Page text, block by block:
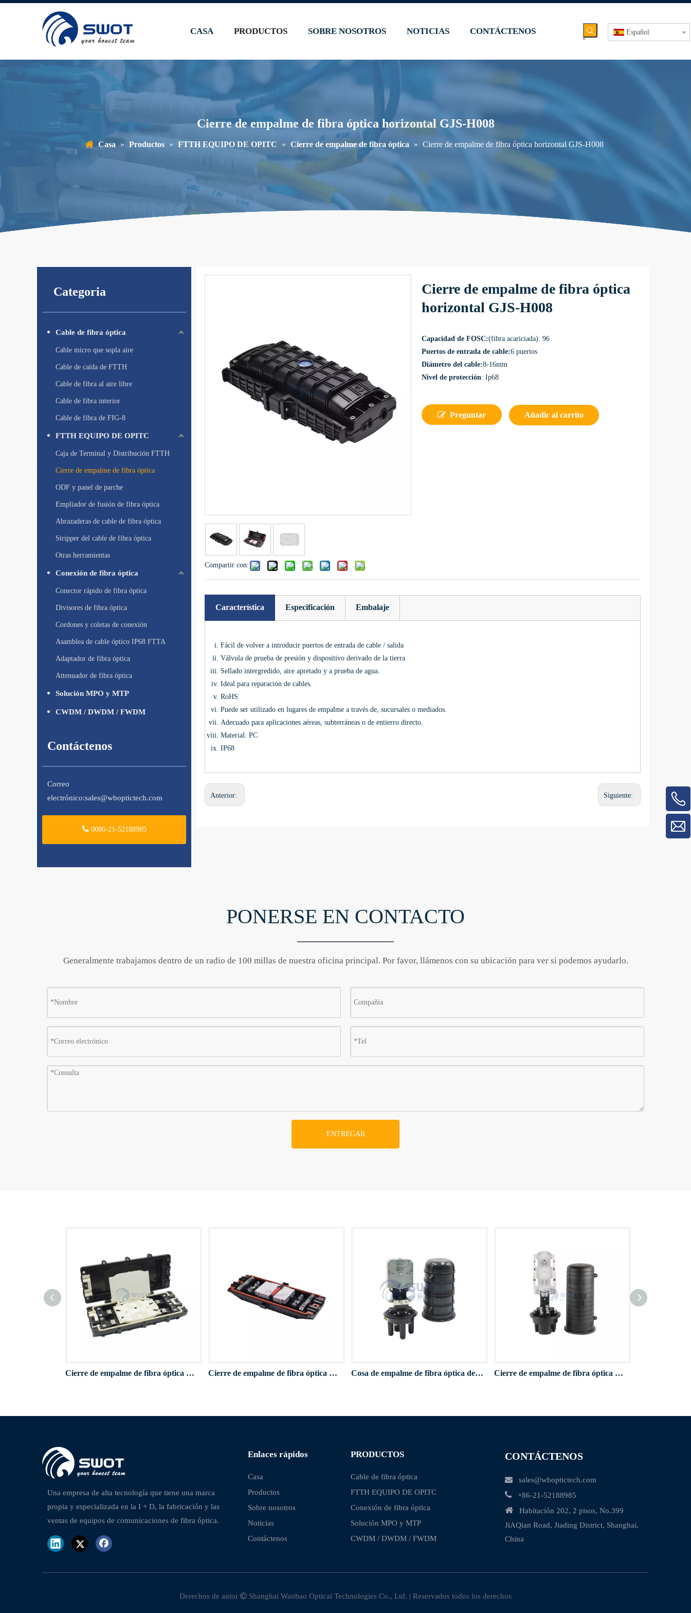
CASA PRODUCTOS SOBRE NOSOTROS NOTICIAS CONTÁCTENOS Español
Cierre de empalme de fibra óptica horizontal GJS-H008
Casa » Productos » FTTH EQUIPO DE OPITC » Cierre de empalme de fibra óptica » Cierre de empalme de fibra óptica horizontal GJS-H008
Categoria
Cable de fibra óptica
Cable micro que sopla aire
Cable de caída de FTTH
Cable de fibra al aire libre
Cable de fibra interior
Cable de fibra de FIG-8
FTTH EQUIPO DE OPITC
Caja de Terminal y Distribución FTTH
Cierre de empalme de fibra óptica
ODF y panel de parche
Empliador de fusión de fibra óptica
Abrazaderas de cable de fibra óptica
Stripper del cable de fibra óptica
Otras herramientas
Conexión de fibra óptica
Conector rápido de fibra óptica
Divisores de fibra óptica
Cordones y coletas de conexión
Asamblea de cable óptico IP68 FTTA
Adaptador de fibra óptica
Attenuador de fibra óptica
Solución MPO y MTP
CWDM / DWDM / FWDM
Contáctenos
Correo
electrónico:sales@wboptictech.com
0086-21-52188985
Compartir con:
Cierre de empalme de fibra óptica
horizontal GJS-H008
Capacidad de FOSC:(fibra acariciada): 96
Puertos de entrada de cable:6 puertos
Diámetro del cable:8-16mm
Nivel de protección: Ip68
Preguntar Añadir al carrito
Característica Especificación Embalaje
Fácil de volver a introducir puertos de entrada de cable / salida
Válvula de prueba de presión y dispositivo derivado de la tierra
Sellado intergredido, aire apretado y a prueba de agua.
Ideal para reparación de cables.
RoHS
Puede ser utilizado en lugares de empalme a través de, sucursales o mediados.
Adecuado para aplicaciones aéreas, subterráneas o de entierro directo.
Material: PC
IP68
Anterior: Siguiente:
PONERSE EN CONTACTO
Generalmente trabajamos dentro de un radio de 100 millas de nuestra oficina principal. Por favor, llámenos con su ubicación para ver si podemos ayudarlo.
ENTREGAR
Cierre de empalme de fibra óptica horizontal GJS-H011 Cierre de empalme de fibra óptica horizontal GJS-H007 Cosa de empalme de fibra óptica de sello mecánico DOME D013 Cierre de empalme de fibra óptica de tipo D022
Una empresa de alta tecnología que tiene una marca
propia y especializada en la I + D, la fabricación y las
ventas de equipos de comunicaciones de fibra óptica.
Enlaces rápidos
Casa
Productos
Sobre nosotros
Noticias
Contáctenos
PRODUCTOS
Cable de fibra óptica
FTTH EQUIPO DE OPITC
Conexión de fibra óptica
Solución MPO y MTP
CWDM / DWDM / FWDM
CONTÁCTENOS
 sales@wboptictech.com
 +86-21-52188985
 Habitación 202, 2 pisos, No.399
JiAQian Road, Jiading District, Shanghai,
China
Derechos de autor  Shanghai Wanbao Optical Technologies Co., Ltd. | Reservados todos los derechos